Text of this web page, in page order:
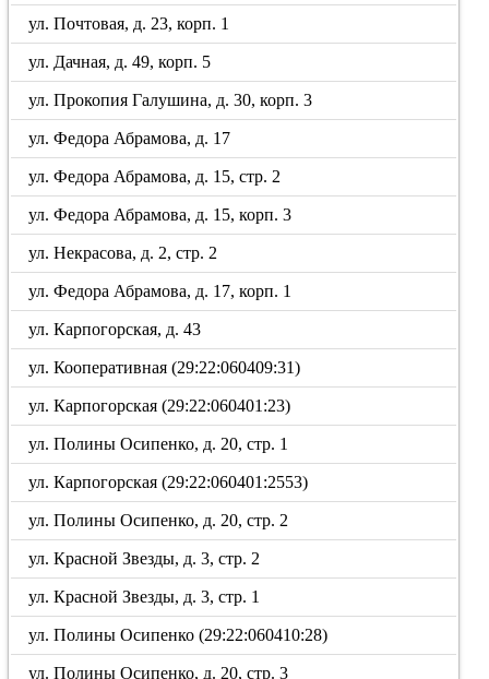
ул. Почтовая, д. 23, корп. 1
ул. Дачная, д. 49, корп. 5
ул. Прокопия Галушина, д. 30, корп. 3
ул. Федора Абрамова, д. 17
ул. Федора Абрамова, д. 15, стр. 2
ул. Федора Абрамова, д. 15, корп. 3
ул. Некрасова, д. 2, стр. 2
ул. Федора Абрамова, д. 17, корп. 1
ул. Карпогорская, д. 43
ул. Кооперативная (29:22:060409:31)
ул. Карпогорская (29:22:060401:23)
ул. Полины Осипенко, д. 20, стр. 1
ул. Карпогорская (29:22:060401:2553)
ул. Полины Осипенко, д. 20, стр. 2
ул. Красной Звезды, д. 3, стр. 2
ул. Красной Звезды, д. 3, стр. 1
ул. Полины Осипенко (29:22:060410:28)
ул. Полины Осипенко, д. 20, стр. 3